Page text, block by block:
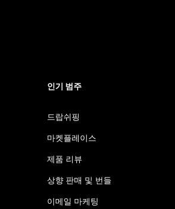
인기 범주
드랍쉬핑
마켓플레이스
제품 리뷰
상향 판매 및 번들
이메일 마케팅